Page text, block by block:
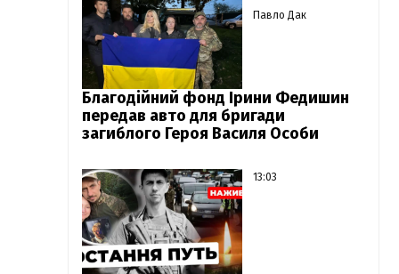
Павло Дак
Благодійний фонд Ірини Федишин
передав авто для бригади
загиблого Героя Василя Особи
13:03